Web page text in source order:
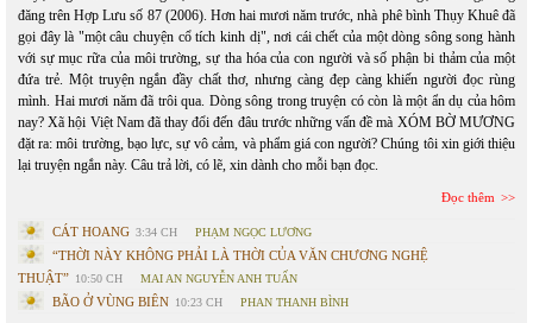
đăng trên Hợp Lưu số 87 (2006). Hơn hai mươi năm trước, nhà phê bình Thụy Khuê đã
gọi đây là "một câu chuyện cổ tích kinh dị", nơi cái chết của một dòng sông song hành
với sự mục rữa của môi trường, sự tha hóa của con người và số phận bi thảm của một
đứa trẻ. Một truyện ngắn đầy chất thơ, nhưng càng đẹp càng khiến người đọc rùng
mình. Hai mươi năm đã trôi qua. Dòng sông trong truyện có còn là một ẩn dụ của hôm
nay? Xã hội Việt Nam đã thay đổi đến đâu trước những vấn đề mà XÓM BỜ MƯƠNG
đặt ra: môi trường, bạo lực, sự vô cảm, và phẩm giá con người? Chúng tôi xin giới thiệu
lại truyện ngắn này. Câu trả lời, có lẽ, xin dành cho mỗi bạn đọc.
Đọc thêm
CÁT HOANG 3:34 CH PHẠM NGỌC LƯƠNG
“THỜI NÀY KHÔNG PHẢI LÀ THỜI CỦA VĂN CHƯƠNG NGHỆ
THUẬT” 10:50 CH MAI AN NGUYỄN ANH TUẤN
BÃO Ở VÙNG BIÊN 10:23 CH PHAN THANH BÌNH